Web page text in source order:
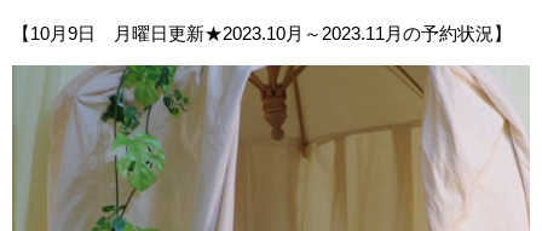
【10月9日 月曜日更新★2023.10月～2023.11月の予約状況】